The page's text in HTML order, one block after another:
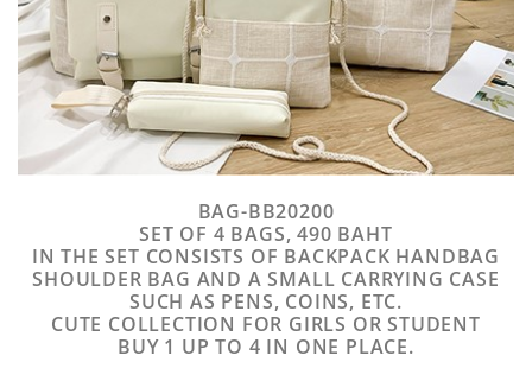
BAG-BB20200
SET OF 4 BAGS, 490 BAHT
IN THE SET CONSISTS OF BACKPACK HANDBAG
SHOULDER BAG AND A SMALL CARRYING CASE
SUCH AS PENS, COINS, ETC.
CUTE COLLECTION FOR GIRLS OR STUDENT
BUY 1 UP TO 4 IN ONE PLACE.